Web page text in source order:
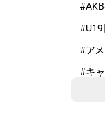
#U19
#ア
#キ
#コ